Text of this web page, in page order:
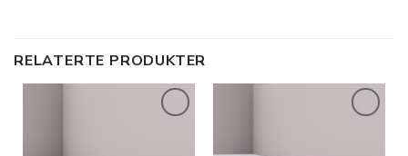
RELATERTE PRODUKTER